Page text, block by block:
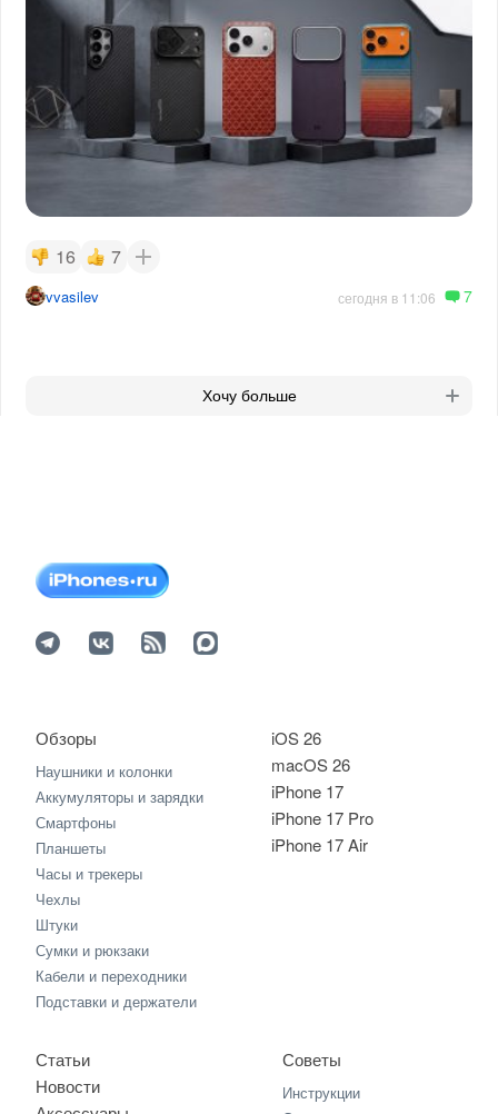
16 7
vvasilev сегодня в 11:06 7
Хочу больше
iOS 26
macOS 26
iPhone 17
iPhone 17 Pro
iPhone 17 Air
Обзоры
Наушники и колонки
Аккумуляторы и зарядки
Смартфоны
Планшеты
Часы и трекеры
Чехлы
Штуки
Сумки и рюкзаки
Кабели и переходники
Подставки и держатели
Статьи
Новости
Советы
Инструкции